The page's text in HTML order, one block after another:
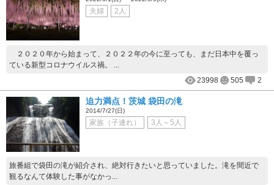
夫婦 2人
２０２０年から始まって、２０２２年の今に至っても、まだ日本中を覆っ
ている新型コロナウイルス禍。 ...
23998
505 2
迫力満点！茨城 袋田の滝
2014/7/27(日)
家族（子連れ） 3人～5人
旅番組で袋田の滝が紹介され、絶対行きたいと思っていました。滝を間近で
観るなんて体験した事がなかっ...